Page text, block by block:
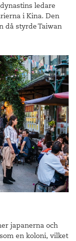
ledare
i Kina. Den
då styrde Taiwan
japanerna och
en koloni, vilket